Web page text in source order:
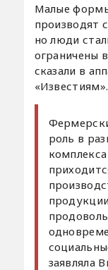
Малые формы
производят
но люди
ограничены
сказали в
«Известиям».
роль в
заявляла